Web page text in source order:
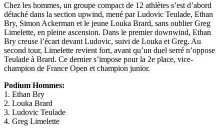
Chez les hommes, un groupe compact de 12 athlètes s’est d’abord
détaché dans la section upwind, mené par Ludovic Teulade, Ethan
Bry, Simon Ackerman et le jeune Louka Brard, sans oublier Greg
Limelette, en pleine ascension. Dans le premier downwind, Ethan
Bry creuse l’écart devant Ludovic, suivi de Louka et Greg. Au
second tour, Limelette revient fort, avant qu’un duel serré n’oppose
Teulade à Brard. Ce dernier s’impose pour la 2e place, vice-
champion de France Open et champion junior.
Podium Hommes:
1. Ethan Bry
2. Louka Brard
3. Ludovic Teulade
4. Greg Limelette